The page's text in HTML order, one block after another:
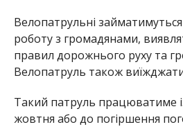
Велопатрульні
роботу з громадянами,
правил дорожнього руху та
Велопатруль також
Такий патруль працюватиме
жовтня або до погіршення